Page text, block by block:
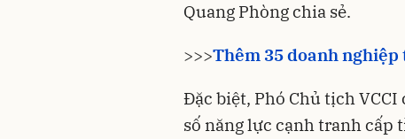
Quang Phòng chia sẻ.
>>>Thêm 35 doanh
Đặc biệt, Phó Chủ tịch VCCI
số năng lực cạnh tranh cấp